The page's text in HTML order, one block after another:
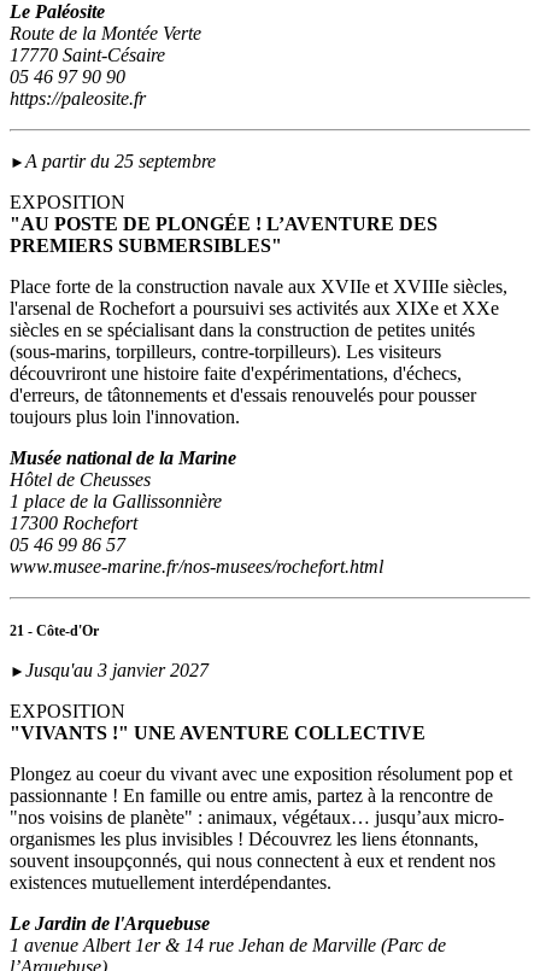
Le Paléosite
Route de la Montée Verte
17770 Saint-Césaire
05 46 97 90 90
https://paleosite.fr
►A partir du 25 septembre
EXPOSITION
"AU POSTE DE PLONGÉE ! L’AVENTURE DES
PREMIERS SUBMERSIBLES"
Place forte de la construction navale aux XVIIe et XVIIIe siècles,
l'arsenal de Rochefort a poursuivi ses activités aux XIXe et XXe
siècles en se spécialisant dans la construction de petites unités
(sous‑marins, torpilleurs, contre-torpilleurs). Les visiteurs
découvriront une histoire faite d'expérimentations, d'échecs,
d'erreurs, de tâtonnements et d'essais renouvelés pour pousser
toujours plus loin l'innovation.
Musée national de la Marine
Hôtel de Cheusses
1 place de la Gallissonnière
17300 Rochefort
05 46 99 86 57
www.musee-marine.fr/nos-musees/rochefort.html
21 - Côte-d'Or
► Jusqu'au 3 janvier 2027
EXPOSITION
"VIVANTS !" UNE AVENTURE COLLECTIVE
Plongez au coeur du vivant avec une exposition résolument pop et
passionnante ! En famille ou entre amis, partez à la rencontre de
"nos voisins de planète" : animaux, végétaux… jusqu’aux micro-
organismes les plus invisibles ! Découvrez les liens étonnants,
souvent insoupçonnés, qui nous connectent à eux et rendent nos
existences mutuellement interdépendantes.
Le Jardin de l'Arquebuse
1 avenue Albert 1er & 14 rue Jehan de Marville (Parc de